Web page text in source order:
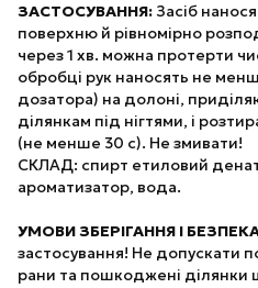
ЗАСТОСУВАННЯ: Засіб
поверхню й рівномірно
через 1 хв. можна протерти
обробці рук наносять не
дозатора) на долоні,
ділянкам під нігтями, і
(не менше 30 с). Не змивати!
СКЛАД: спирт етиловий
ароматизатор, вода.
УМОВИ ЗБЕРІГАННЯ І
застосування! Не допускати
рани та пошкоджені ділянки